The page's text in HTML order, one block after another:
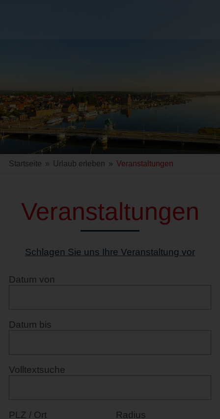
Startseite » Urlaub erleben » Veranstaltungen
Veranstaltungen
Schlagen Sie uns Ihre Veranstaltung vor
Datum von
Datum bis
Volltextsuche
PLZ / Ort Radius